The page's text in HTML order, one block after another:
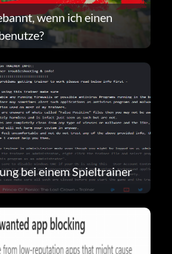
wenn ich einen
bei einem Spieltrainer